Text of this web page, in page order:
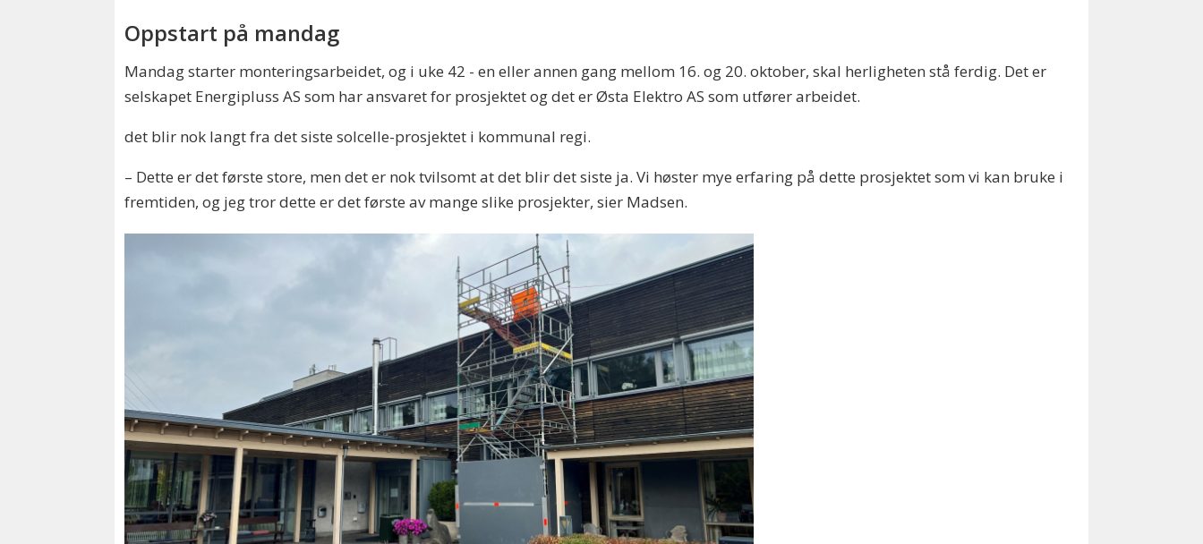
Oppstart på mandag
Mandag starter monteringsarbeidet, og i uke 42 - en eller annen gang mellom 16. og 20. oktober, skal herligheten stå ferdig. Det er
selskapet Energipluss AS som har ansvaret for prosjektet og det er Østa Elektro AS som utfører arbeidet.
det blir nok langt fra det siste solcelle-prosjektet i kommunal regi.
– Dette er det første store, men det er nok tvilsomt at det blir det siste ja. Vi høster mye erfaring på dette prosjektet som vi kan bruke i
fremtiden, og jeg tror dette er det første av mange slike prosjekter, sier Madsen.